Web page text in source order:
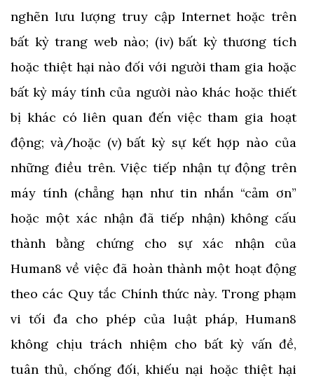
nghẽn lưu lượng truy cập Internet hoặc trên
bất kỳ trang web nào; (iv) bất kỳ thương tích
hoặc thiệt hại nào đối với người tham gia hoặc
bất kỳ máy tính của người nào khác hoặc thiết
bị khác có liên quan đến việc tham gia hoạt
động; và/hoặc (v) bất kỳ sự kết hợp nào của
những điều trên. Việc tiếp nhận tự động trên
máy tính (chẳng hạn như tin nhắn “cảm ơn”
hoặc một xác nhận đã tiếp nhận) không cấu
thành bằng chứng cho sự xác nhận của
Human8 về việc đã hoàn thành một hoạt động
theo các Quy tắc Chính thức này. Trong phạm
vi tối đa cho phép của luật pháp, Human8
không chịu trách nhiệm cho bất kỳ vấn đề,
tuân thủ, chống đối, khiếu nại hoặc thiệt hại